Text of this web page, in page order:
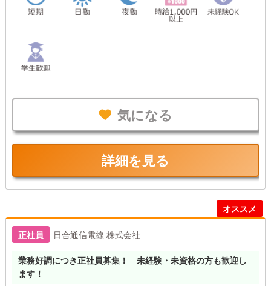
気になる
詳細を見る
正社員 日合通信電線 株式会社
オススメ
業務好調につき正社員募集！ 未経験・未資格の方も歓迎し
ます！